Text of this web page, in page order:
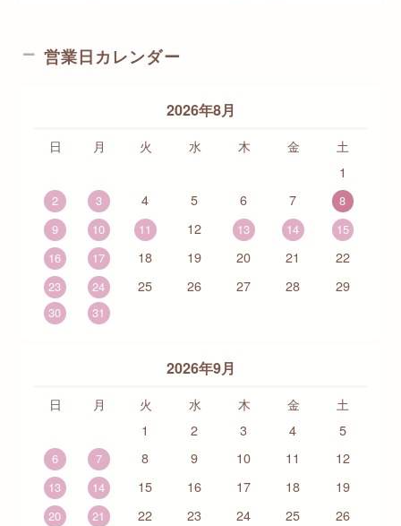
営業日カレンダー
2026年8月
日 月 火 水 木 金
土
1
2 3 4 5 6 7
8
9
10 11 12 13 14
15
16
17 18 19 20 21 22
23 24 25 26 27 28 29
30 31
2026年9月
日 月 火 水 木 金
土
1
2 3 4 5
6 7 8 9 10 11 12
13 14 15 16 17 18 19
20 21 22 23 24 25 26